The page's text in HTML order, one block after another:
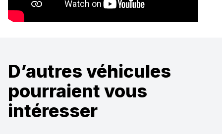
D’autres véhicules
pourraient vous
intéresser